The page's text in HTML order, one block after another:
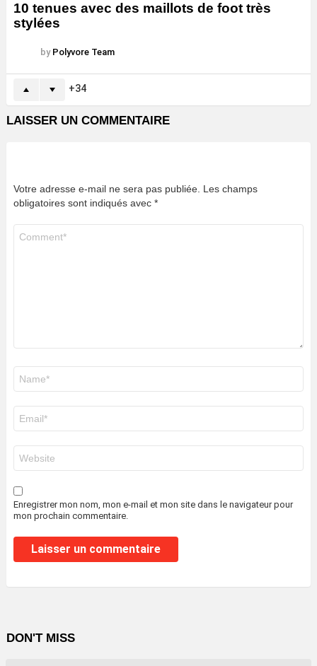
10 tenues avec des maillots de foot très
stylées
by Polyvore Team
34
LAISSER UN COMMENTAIRE
Votre adresse e-mail ne sera pas publiée. Les champs
obligatoires sont indiqués avec *
mail
*
web
Enregistrer mon nom, mon e-mail et mon site dans le navigateur pour
mon prochain commentaire.
DON'T MISS